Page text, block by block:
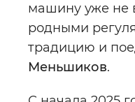
машину уже не
родными
традицию и
Меньшиков.